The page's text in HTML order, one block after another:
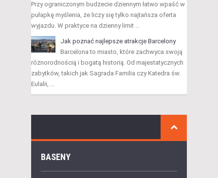
Przy ograniczonym budżecie dziennym łatwo wpaść w
pułapkę myślenia, że liczy się tylko najtańsza oferta
wyjazdu. W praktyce na dzienny limit …
Jak poznać najlepsze atrakcje Barcelony
Barcelona to miasto, które zachwyca swoją
różnorodnością i bogatą historią. Od majestatycznych
zabytków, takich jak Sagrada Familia czy Katedra św.
Eulalii, …
BASENY